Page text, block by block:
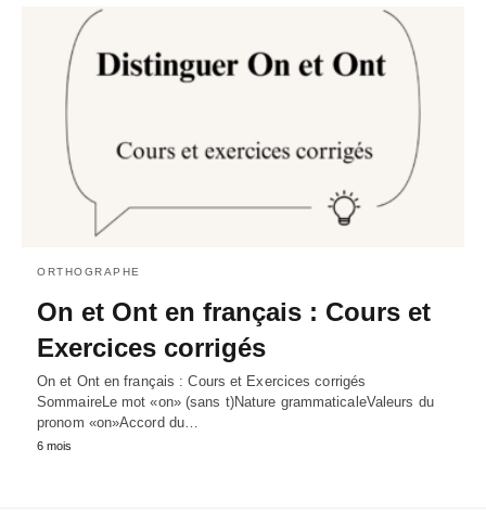
ORTHOGRAPHE
On et Ont en français : Cours et
Exercices corrigés
On et Ont en français : Cours et Exercices corrigés
SommaireLe mot «on» (sans t)Nature grammaticaleValeurs du
pronom «on»Accord du…
6 mois